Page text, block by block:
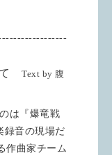
てText by 腹
は『爆竜戦
録音の現場だ
作曲家チーム